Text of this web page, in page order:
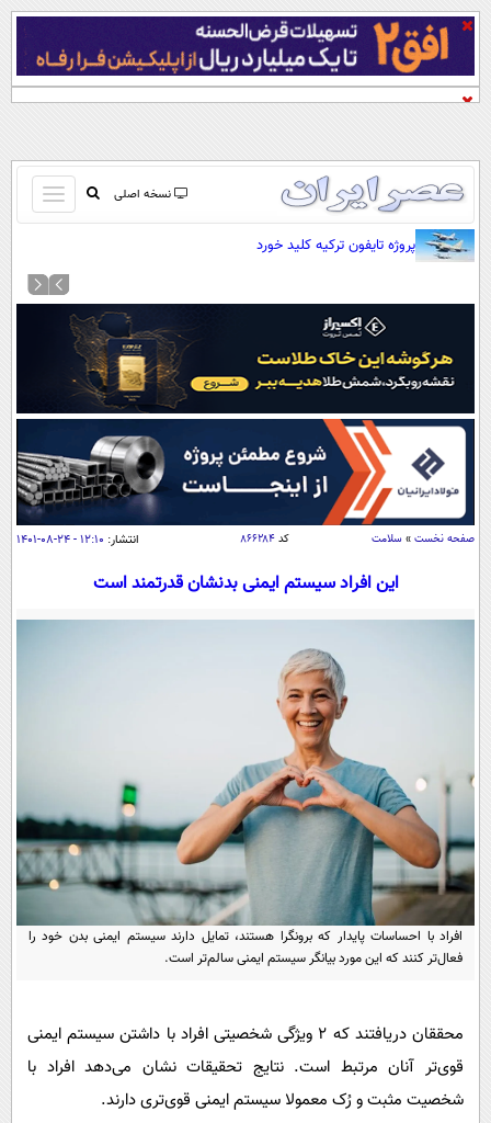
نسخه اصلی
باز
و
کردن
منو
صفحه اول
آرشیو
نظرسنجی
آب و هوا
اوقات شرعی
سواد زندگی
سیاسی
اقتصاد
جامعه
محیط زیست
سفر و تفریح
فرهنگ و هنر
فناوری و It
علمی
اخبار کریپتو
قرآن
گوناگون
سرگرمی
مجله تصویری سلاح
فیلم
ورزش
سیاست
فناوری
گوناگون
حوادث
عصر ایران 2
خواندنی ها و دیدنی ها
داستان کوتاه
روانشناسی
آشپزی
دانلود
آموزش زبان
پروژه تایفون ترکیه کلید خورد
صفحه نخست » سلامت کد ۸۶۶۲۸۴ انتشار: ۱۲:۱۰ - ۲۴-۰۸-۱۴۰۱
این افراد سیستم ایمنی بدنشان قدرتمند است
افراد با احساسات پایدار که برونگرا هستند، تمایل دارند سیستم ایمنی بدن خود را
فعال‌تر کنند که این مورد بیانگر سیستم ایمنی سالم‌تر است.
محققان دریافتند که ۲ ویژگی شخصیتی افراد با داشتن سیستم ایمنی
قوی‌تر آنان مرتبط است. نتایج تحقیقات نشان می‌دهد افراد با
شخصیت مثبت و رُک معمولا سیستم ایمنی قوی‌تری دارند.